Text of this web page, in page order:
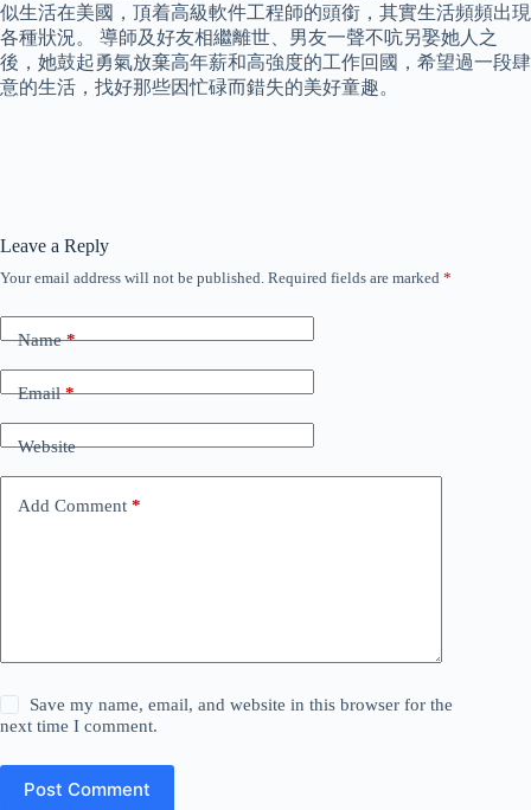
似生活在美國，頂着高級軟件工程師的頭銜，其實生活頻頻出現
各種狀況。 導師及好友相繼離世、男友一聲不吭另娶她人之
後，她鼓起勇氣放棄高年薪和高強度的工作回國，希望過一段肆
意的生活，找好那些因忙碌而錯失的美好童趣。
Leave a Reply
Your email address will not be published. Required fields are marked *
Name*
Email*
Website
Add Comment *
Save my name, email, and website in this browser for the
next time I comment.
Post Comment